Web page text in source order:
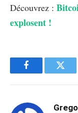
Découvrez :
explosent !
Facebook